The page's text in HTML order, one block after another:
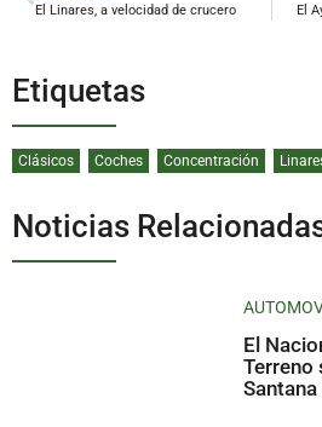
El Linares, a velocidad de crucero
Etiquetas
Clásicos Coches Concentración
Noticias
El
Terreno